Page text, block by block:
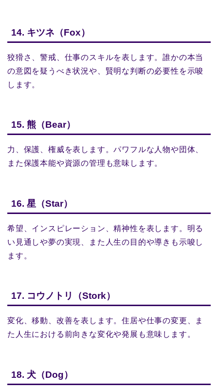
14. キツネ（Fox）
狡猾さ、警戒、仕事のスキルを表します。誰かの本当
の意図を疑うべき状況や、賢明な判断の必要性を示唆
します。
15. 熊（Bear）
力、保護、権威を表します。パワフルな人物や団体、
また保護本能や資源の管理も意味します。
16. 星（Star）
希望、インスピレーション、精神性を表します。明る
い見通しや夢の実現、また人生の目的や導きも示唆し
ます。
17. コウノトリ（Stork）
変化、移動、改善を表します。住居や仕事の変更、ま
た人生における前向きな変化や発展も意味します。
18. 犬（Dog）